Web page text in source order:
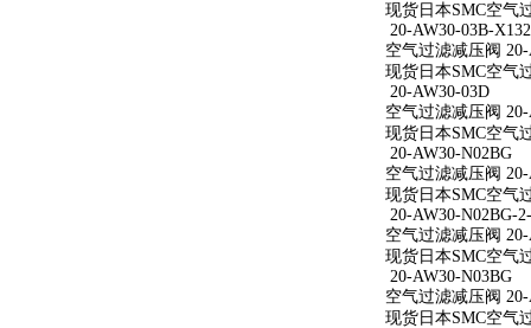
现货日本SMC空气
20-AW30-03B-X132
空气过滤减压阀
现货日本SMC空气
20-AW30-03D
空气过滤减压阀
现货日本SMC空气
20-AW30-N02BG
空气过滤减压阀
现货日本SMC空气
20-AW30-N02BG-
空气过滤减压阀
现货日本SMC空气
20-AW30-N03BG
空气过滤减压阀
现货日本SMC空气